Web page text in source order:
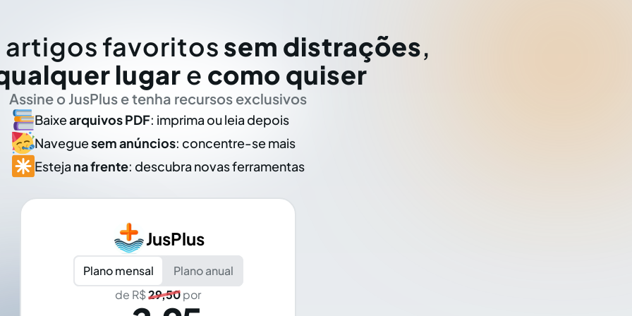
artigos favoritos sem distrações,
lugar e como quiser
Assine o JusPlus e tenha recursos exclusivos
Baixearquivos PDF: imprima ou leia depois
Naveguesem anúncios: concentre-se mais
Esteja na frente: descubra novas ferramentas
JusPlus
Plano mensal
Plano anual
de R$29,50por